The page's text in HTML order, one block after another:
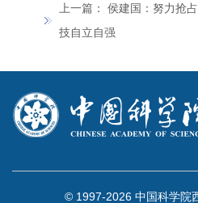
上一篇： 侯建国：努力抢
技自立自强
© 1997-2026 中国科学院